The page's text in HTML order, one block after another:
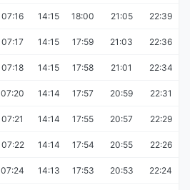
07:16 14:15 18:00 21:05 22:39
07:17 14:15 17:59 21:03 22:36
07:18 14:15 17:58 21:01 22:34
07:20 14:14 17:57 20:59 22:31
07:21 14:14 17:55 20:57 22:29
07:22 14:14 17:54 20:55 22:26
07:24 14:13 17:53 20:53 22:24